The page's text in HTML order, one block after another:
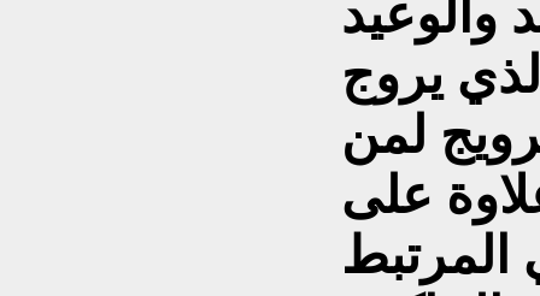
يروج
لمن
على
المرتبط